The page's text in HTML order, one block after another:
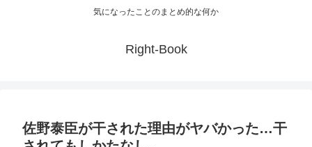
気になったことのまとめ的な何か
Right-Book
佐野泰臣が干された理由がヤバかった…干